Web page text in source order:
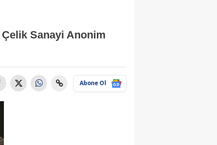
Sanayi Anonim
Abone Ol